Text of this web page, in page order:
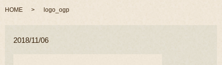
HOME logo_ogp
2018/11/06